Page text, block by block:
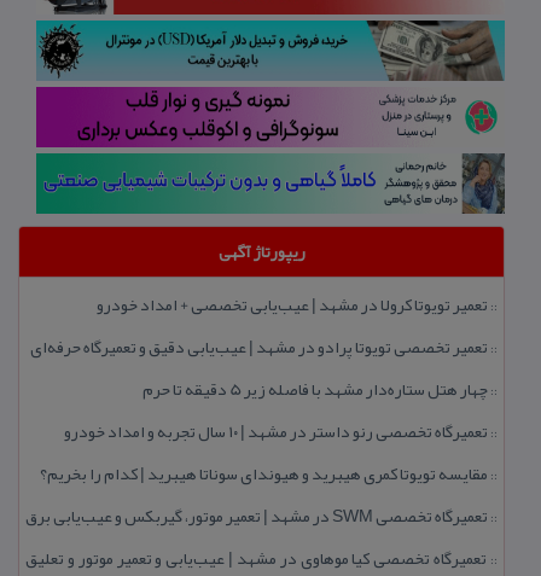
ریپورتاژ آگهی
:: تعمیر تویوتا كرولا در مشهد | عیب‌یابی تخصصی + امداد خودرو
:: تعمیر تخصصی تویوتا پرادو در مشهد | عیب‌یابی دقیق و تعمیرگاه حرفه‌ای
::چهار هتل‌ ستاره‌دار مشهد با فاصله زیر 5 دقیقه تا حرم
:: تعمیرگاه تخصصی رنو داستر در مشهد | ۱۰ سال تجربه و امداد خودرو
:: مقایسه تویوتا كمری هیبرید و هیوندای سوناتا هیبرید | كدام را بخریم؟
:: تعمیرگاه تخصصی SWM در مشهد | تعمیر موتور، گیربكس و عیب‌یابی برق
:: تعمیرگاه تخصصی كیا موهاوی در مشهد | عیب‌یابی و تعمیر موتور و تعلیق